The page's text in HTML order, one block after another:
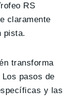
RS
claramente
pista.
transforma
pasos de
y las